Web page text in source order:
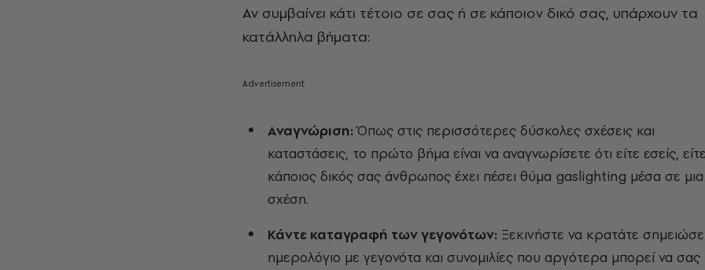
Αν συμβαίνει κάτι τέτοιο σε σας ή σε κάποιον δικό σας, υπάρχουν τα
κατάλληλα βήματα:
Αναγνώριση:Όπως στις περισσότερες δύσκολες σχέσεις και
καταστάσεις, το πρώτο βήμα είναι να αναγνωρίσετε ότι είτε εσείς, είτε
κάποιος δικός σας άνθρωπος έχει πέσει θύμα gaslighting μέσα σε μια
σχέση.
Κάντε καταγραφή των γεγονότων: Ξεκινήστε να κρατάτε
ημερολόγιο με γεγονότα και συνομιλίες που αργότερα μπορεί να σας